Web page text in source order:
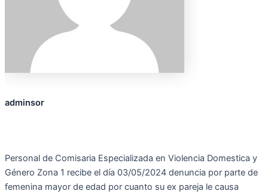
adminsor
Personal de Comisaria Especializada en Violencia Domestica y
Género Zona 1 recibe el día 03/05/2024 denuncia por parte de
femenina mayor de edad por cuanto su ex pareja le causa